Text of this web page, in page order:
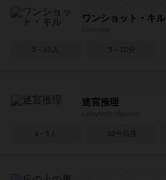
ワンショット・キル
5～10人 5～10分
迷宮推理
3～5人 30分前後